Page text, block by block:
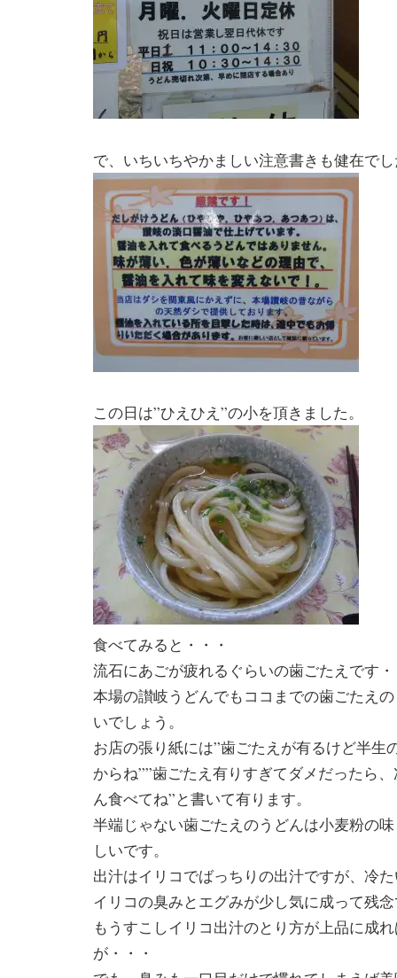
で、いちいちやかましい注意書きも健在で
この日は”ひえひえ”の小を頂きました。
食べてみると・・・
流石にあごが疲れるぐらいの歯ごたえです
本場の讃岐うどんでもココまでの歯ごたえ
いでしょう。
お店の張り紙には”歯ごたえが有るけど半生
からね””歯ごたえ有りすぎてダメだったら
ん食べてね”と書いて有ります。
半端じゃない歯ごたえのうどんは小麦粉の
しいです。
出汁はイリコでばっちりの出汁ですが、冷
イリコの臭みとエグみが少し気に成って残
もうすこしイリコ出汁のとり方が上品に成
が・・・